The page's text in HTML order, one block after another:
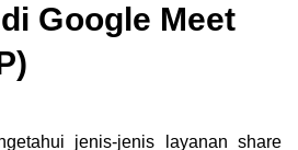
Google Meet
jenis-jenis layanan share